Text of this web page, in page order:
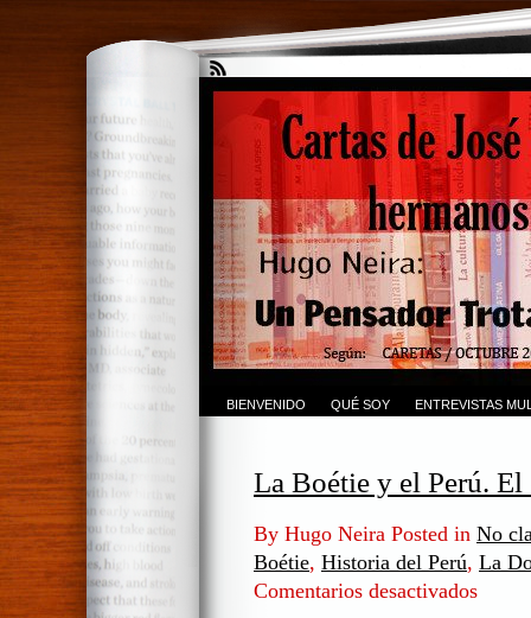
BIENVENIDO QUÉ SOY ENTREVISTAS
La Boétie y el Perú.
By Hugo Neira Posted in No
Boétie, Historia del Perú, La
Comentarios desactivados